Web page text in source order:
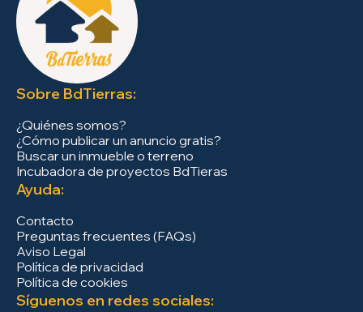
Sobre BdTierras:
¿Quiénes somos?
¿Cómo publicar un anuncio gratis?
Buscar un inmueble o terreno
Incubadora de proyectos BdTieras
Ayuda:
Contacto
Preguntas frecuentes (FAQs)
Aviso Legal
Política de privacidad
Política de cookies
Síguenos en redes sociales: